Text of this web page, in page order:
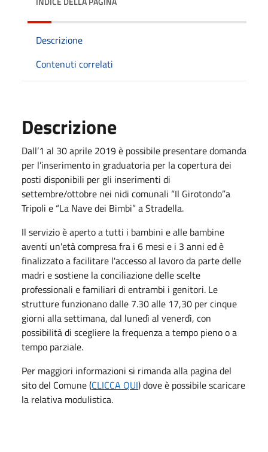
Descrizione
Contenuti correlati
Descrizione
Dall’1 al 30 aprile 2019 è possibile presentare domanda
per l’inserimento in graduatoria per la copertura dei
posti disponibili per gli inserimenti di
settembre/ottobre nei nidi comunali “Il Girotondo”a
Tripoli e “La Nave dei Bimbi” a Stradella.
Il servizio è aperto a tutti i bambini e alle bambine
aventi un'età compresa fra i 6 mesi e i 3 anni ed è
finalizzato a facilitare l'accesso al lavoro da parte delle
madri e sostiene la conciliazione delle scelte
professionali e familiari di entrambi i genitori. Le
strutture funzionano dalle 7.30 alle 17,30 per cinque
giorni alla settimana, dal lunedì al venerdì, con
possibilità di scegliere la frequenza a tempo pieno o a
tempo parziale.
Per maggiori informazioni si rimanda alla pagina del
sito del Comune (CLICCA QUI) dove è possibile scaricare
la relativa modulistica.